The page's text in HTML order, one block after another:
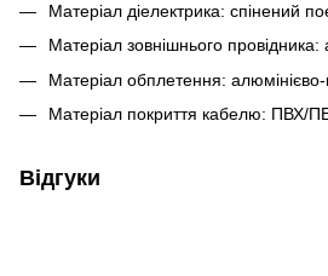
Матеріал діелектрика: спінений
Матеріал зовнішнього
Матеріал обплетення: алюмінієво-
Матеріал покриття кабелю: ПВХ/
Відгуки